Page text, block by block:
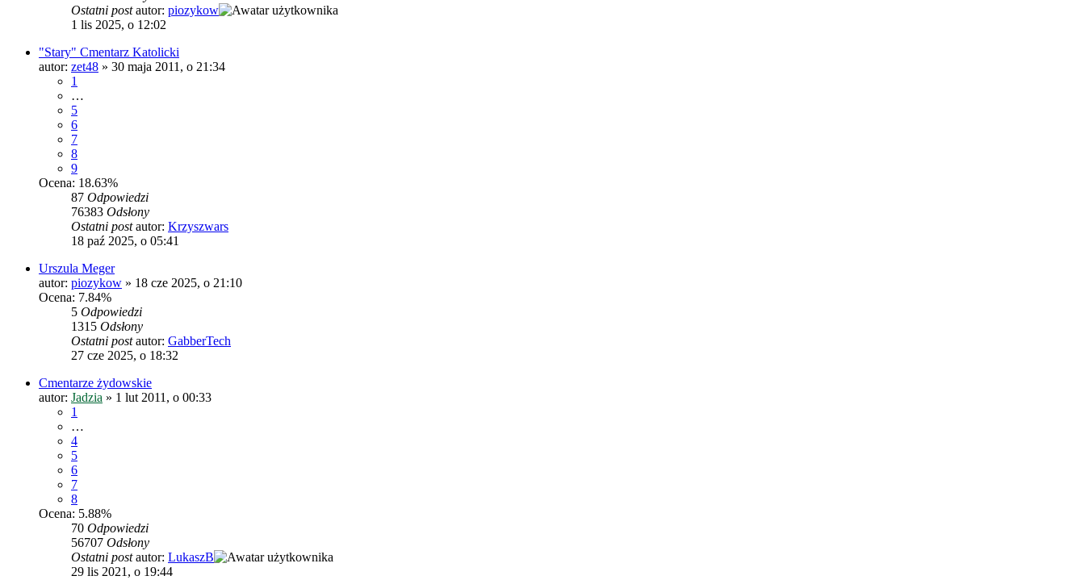
Ostatni postautor: piozykow
1 lis 2025, o 12:02
"Stary" Cmentarz Katolicki
autor: zet48 » 30 maja 2011, o 21:34
1
…
5
6
7
8
9
Ocena: 18.63%
87 Odpowiedzi
76383 Odsłony
Ostatni postautor: Krzyszwars
18 paź 2025, o 05:41
Urszula Meger
autor: piozykow » 18 cze 2025, o 21:10
Ocena: 7.84%
5 Odpowiedzi
1315 Odsłony
Ostatni postautor: GabberTech
27 cze 2025, o 18:32
Cmentarze żydowskie
autor: Jadzia » 1 lut 2011, o 00:33
1
…
4
5
6
7
8
Ocena: 5.88%
70 Odpowiedzi
56707 Odsłony
Ostatni postautor: LukaszB
29 lis 2021, o 19:44